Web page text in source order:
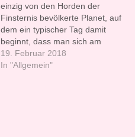
einzig von den Horden der
Finsternis bevölkerte Planet, auf
dem ein typischer Tag damit
beginnt, dass man sich am
liebsten gleich wieder die Decke
über den Kopf ziehen würde.
19. Februar 2018
In "Allgemein"